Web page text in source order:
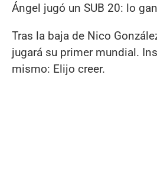
Ángel jugó un SUB 20: lo
Tras la baja de Nico
jugará su primer mundial.
mismo: Elijo creer.